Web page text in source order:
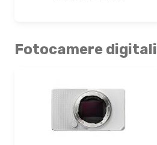
Fotocamere digitali